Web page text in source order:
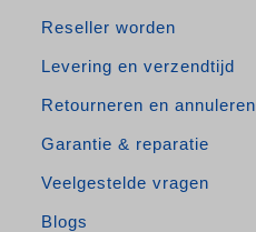
Reseller worden
Levering en verzendtijd
Retourneren en annuleren
Garantie & reparatie
Veelgestelde vragen
Blogs